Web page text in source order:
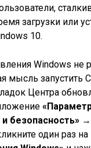
загрузки или
10.
Windows не
мысль запустить
Центра
безопасность»
один раз на